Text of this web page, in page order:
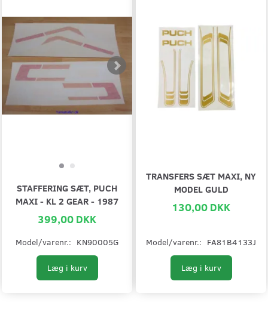
STAFFERING SÆT, PUCH
MAXI - KL 2 GEAR - 1987
399,00 DKK
Model/varenr.: KN90005G
Læg i kurv
TRANSFERS SÆT MAXI, NY
MODEL GULD
130,00 DKK
Model/varenr.: FA81B4133J
Læg i kurv